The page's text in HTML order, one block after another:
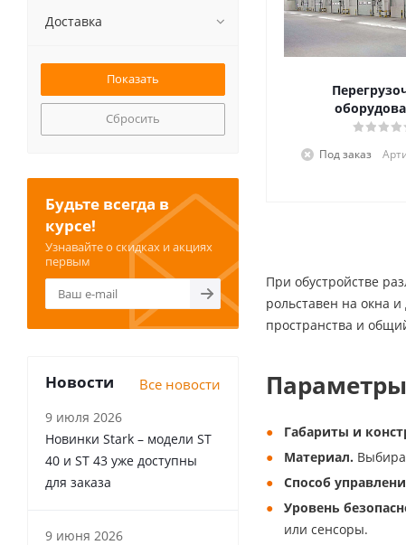
Под заказ
При обустройстве
рольставен на окна
пространства и
Габариты и
Материал.
Способ
Уровень
или сенсоры.
Доставка
Сбросить
Будьте всегда в
курсе!
Узнавайте о скидках и акциях
первым
Новости Все новости
9 июля 2026
Новинки Stark – модели ST
40 и ST 43 уже доступны
для заказа
9 июня 2026